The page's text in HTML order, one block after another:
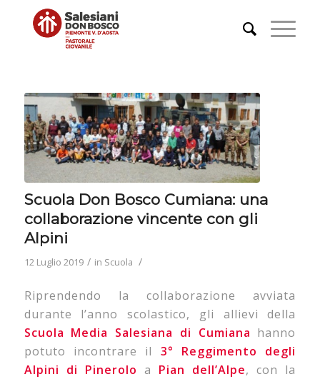
Scuola Don Bosco Cumiana: una
collaborazione vincente con gli
Alpini
12 Luglio 2019 / in Scuola /
Riprendendo la collaborazione avviata
durante l’anno scolastico, gli allievi della
Scuola Media Salesiana di Cumiana hanno
potuto incontrare il 3° Reggimento degli
Alpini di Pinerolo a Pian dell’Alpe, con la